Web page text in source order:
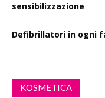
sensibilizzazione
Defibrillatori in ogni
KOSMETICA